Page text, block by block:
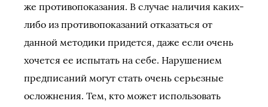
же противопоказания. В случае наличия каких-
либо из противопоказаний отказаться от
данной методики придется, даже если очень
хочется ее испытать на себе. Нарушением
предписаний могут стать очень серьезные
осложнения. Тем, кто может использовать